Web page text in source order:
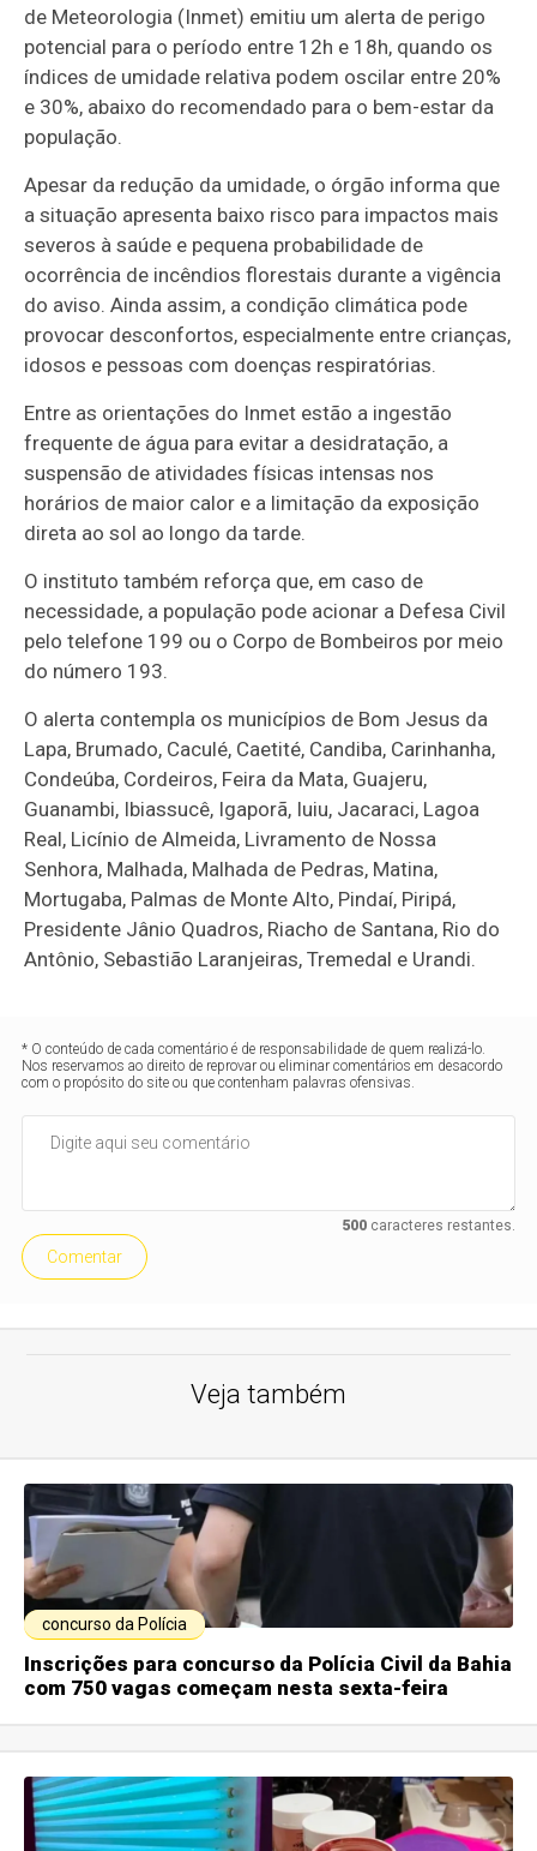
de Meteorologia (Inmet) emitiu um alerta de perigo
potencial para o período entre 12h e 18h, quando os
índices de umidade relativa podem oscilar entre 20%
e 30%, abaixo do recomendado para o bem-estar da
população.
Apesar da redução da umidade, o órgão informa que
a situação apresenta baixo risco para impactos mais
severos à saúde e pequena probabilidade de
ocorrência de incêndios florestais durante a vigência
do aviso. Ainda assim, a condição climática pode
provocar desconfortos, especialmente entre crianças,
idosos e pessoas com doenças respiratórias.
Entre as orientações do Inmet estão a ingestão
frequente de água para evitar a desidratação, a
suspensão de atividades físicas intensas nos
horários de maior calor e a limitação da exposição
direta ao sol ao longo da tarde.
O instituto também reforça que, em caso de
necessidade, a população pode acionar a Defesa Civil
pelo telefone 199 ou o Corpo de Bombeiros por meio
do número 193.
O alerta contempla os municípios de Bom Jesus da
Lapa, Brumado, Caculé, Caetité, Candiba, Carinhanha,
Condeúba, Cordeiros, Feira da Mata, Guajeru,
Guanambi, Ibiassucê, Igaporã, Iuiu, Jacaraci, Lagoa
Real, Licínio de Almeida, Livramento de Nossa
Senhora, Malhada, Malhada de Pedras, Matina,
Mortugaba, Palmas de Monte Alto, Pindaí, Piripá,
Presidente Jânio Quadros, Riacho de Santana, Rio do
Antônio, Sebastião Laranjeiras, Tremedal e Urandi.
* O conteúdo de cada comentário é de responsabilidade de quem realizá-lo.
Nos reservamos ao direito de reprovar ou eliminar comentários em desacordo
com o propósito do site ou que contenham palavras ofensivas.
500caracteres restantes.
Comentar
Veja também
concurso da Polícia
Inscrições para concurso da Polícia Civil da Bahia
com 750 vagas começam nesta sexta-feira